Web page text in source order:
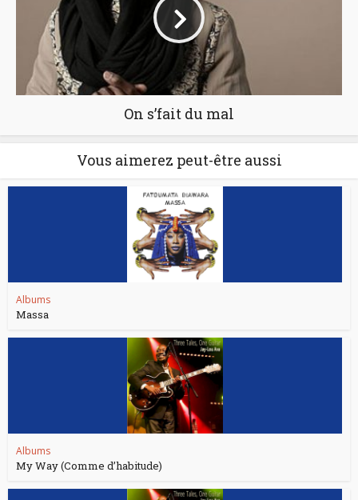
On s’fait du mal
Vous aimerez peut-être aussi
Albums
Massa
Albums
My Way (Comme d’habitude)